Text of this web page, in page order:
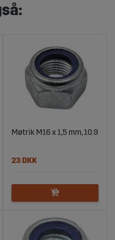
Møtrik M16 x 1,5 mm, 10.9
23 DKK